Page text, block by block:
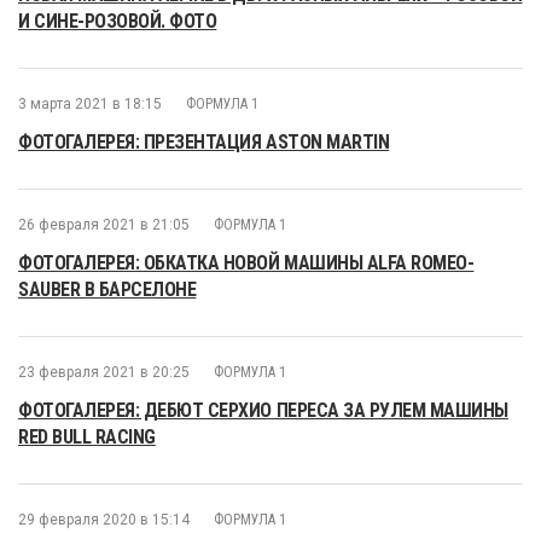
И СИНЕ-РОЗОВОЙ. ФОТО
3 марта 2021 в 18:15 ФОРМУЛА 1
ФОТОГАЛЕРЕЯ: ПРЕЗЕНТАЦИЯ ASTON MARTIN
26 февраля 2021 в 21:05 ФОРМУЛА 1
ФОТОГАЛЕРЕЯ: ОБКАТКА НОВОЙ МАШИНЫ ALFA ROMEO-
SAUBER В БАРСЕЛОНЕ
23 февраля 2021 в 20:25 ФОРМУЛА 1
ФОТОГАЛЕРЕЯ: ДЕБЮТ СЕРХИО ПЕРЕСА ЗА РУЛЕМ МАШИНЫ
RED BULL RACING
29 февраля 2020 в 15:14 ФОРМУЛА 1